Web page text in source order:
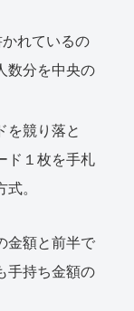
れているの
数分を中央の
を競り落と
ド１枚を手札
。
金額と前半で
手持ち金額の